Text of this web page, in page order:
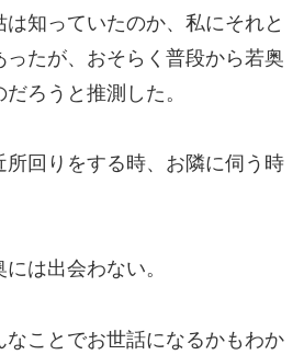
知っていたのか、 私にそれと
ったが、おそらく普段から若奥
ろうと推測した。
所回りをする時、お隣に伺う時
は出会わない。
なことでお世話になるかもわか